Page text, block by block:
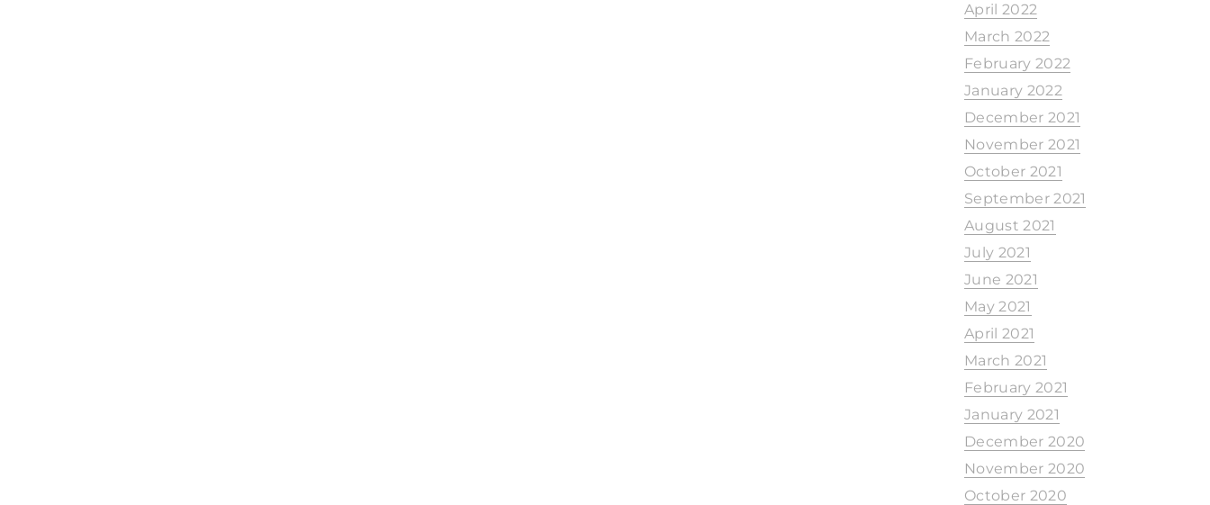
April 2022
March 2022
February 2022
January 2022
December 2021
November 2021
October 2021
September 2021
August 2021
July 2021
June 2021
May 2021
April 2021
March 2021
February 2021
January 2021
December 2020
November 2020
October 2020